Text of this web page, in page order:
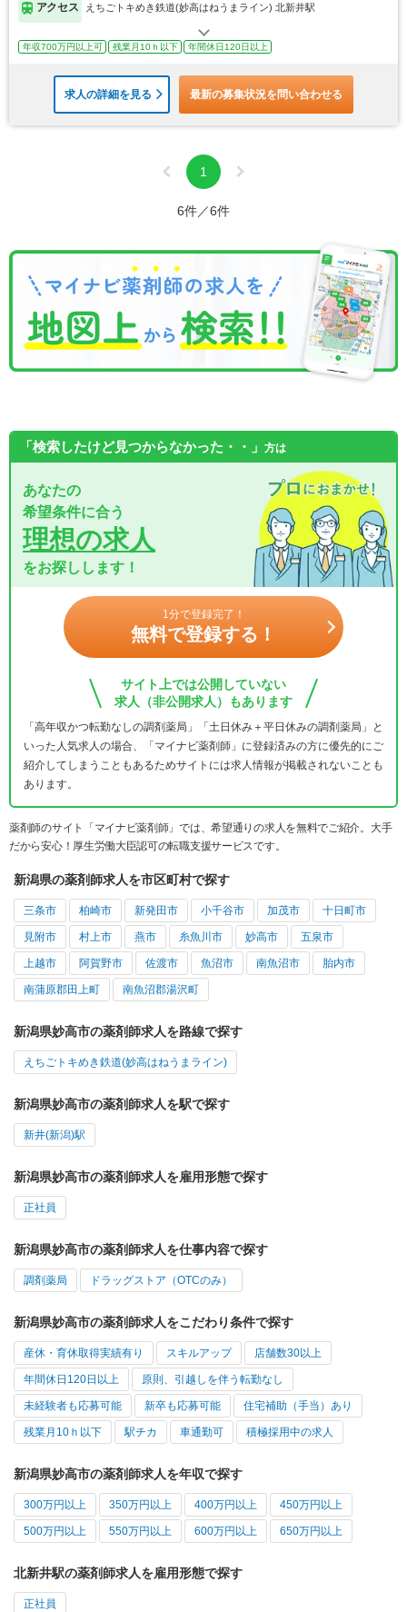
アクセス えちごトキめき鉄道(妙高はねうまライン) 北新井駅
年収700万円以上可 残業月10ｈ以下 年間休日120日以上
求人の詳細を見る 最新の募集状況を問い合わせる
1
6件／6件
「検索したけど見つからなかった・・」 方は
あなたの
希望条件に合う
理想の求人
をお探しします！
1分で登録完了！
無料で登録する！
サイト上では公開していない
求人（非公開求人）もあります
「高年収かつ転勤なしの調剤薬局」「土日休み＋平日休みの調剤薬局」と
いった人気求人の場合、「マイナビ薬剤師」に登録済みの方に優先的にご
紹介してしまうこともあるためサイトには求人情報が掲載されないことも
あります。
薬剤師のサイト「マイナビ薬剤師」では、希望通りの求人を無料でご紹介。大手
だから安心！厚生労働大臣認可の転職支援サービスです。
新潟県の薬剤師求人を市区町村で探す
三条市 柏崎市 新発田市 小千谷市 加茂市 十日町市
見附市 村上市 燕市 糸魚川市 妙高市 五泉市
上越市 阿賀野市 佐渡市 魚沼市 南魚沼市 胎内市
南蒲原郡田上町 南魚沼郡湯沢町
新潟県妙高市の薬剤師求人を路線で探す
えちごトキめき鉄道(妙高はねうまライン)
新潟県妙高市の薬剤師求人を駅で探す
新井(新潟)駅
新潟県妙高市の薬剤師求人を雇用形態で探す
正社員
新潟県妙高市の薬剤師求人を仕事内容で探す
調剤薬局 ドラッグストア（OTCのみ）
新潟県妙高市の薬剤師求人をこだわり条件で探す
産休・育休取得実績有り スキルアップ 店舗数30以上
年間休日120日以上 原則、引越しを伴う転勤なし
未経験者も応募可能 新卒も応募可能 住宅補助（手当）あり
残業月10ｈ以下 駅チカ 車通勤可 積極採用中の求人
新潟県妙高市の薬剤師求人を年収で探す
300万円以上 350万円以上 400万円以上 450万円以上
500万円以上 550万円以上 600万円以上 650万円以上
北新井駅の薬剤師求人を雇用形態で探す
正社員